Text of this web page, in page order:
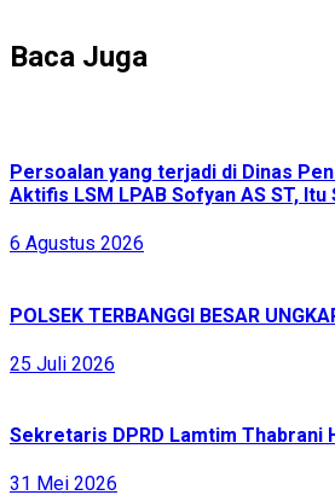
Baca Juga
Persoalan yang terjadi di Dinas
Aktifis LSM LPAB Sofyan AS ST,
6 Agustus 2026
POLSEK TERBANGGI BESAR
25 Juli 2026
Sekretaris DPRD Lamtim Thabrani
31 Mei 2026